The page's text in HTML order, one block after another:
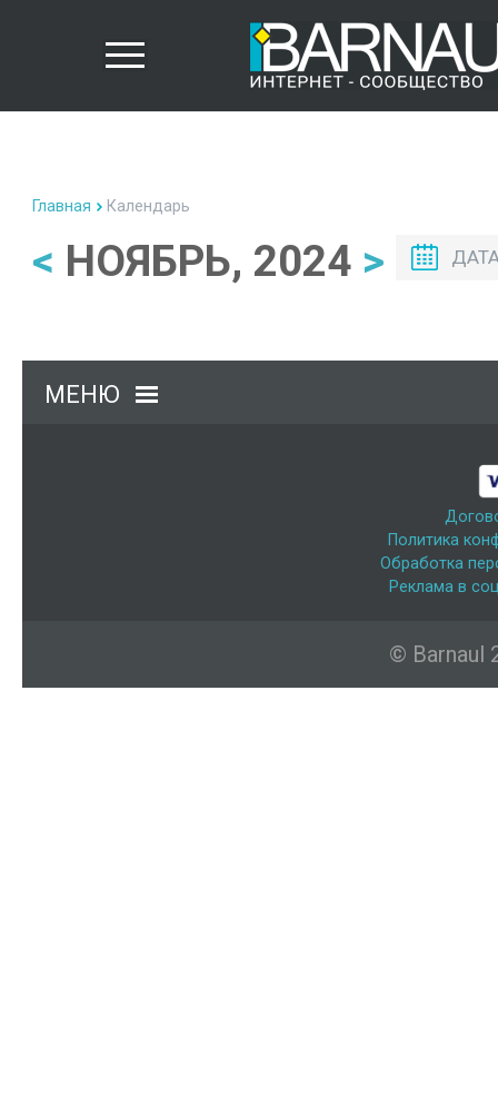
Главная Календарь
< НОЯБРЬ, 2024 >
МЕНЮ
Политика
Обработка
Реклама в
© Barnaul